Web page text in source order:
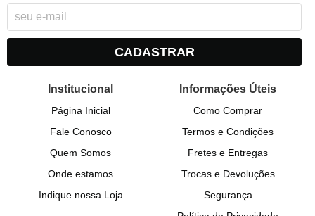
CADASTRAR
Institucional
Página Inicial
Fale Conosco
Quem Somos
Onde estamos
Indique nossa Loja
Informações Úteis
Como Comprar
Termos e Condições
Fretes e Entregas
Trocas e Devoluções
Segurança